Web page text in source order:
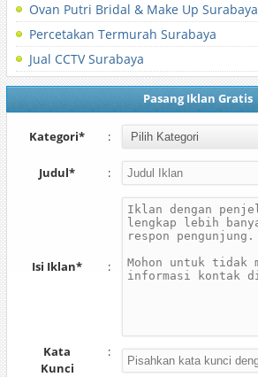
Ovan Putri Bridal & Make Up Surabaya
Percetakan Termurah Surabaya
Jual CCTV Surabaya
Pasang Iklan Gratis
Kategori* :
Judul* :
Isi Iklan* :
Kata
Kunci
: